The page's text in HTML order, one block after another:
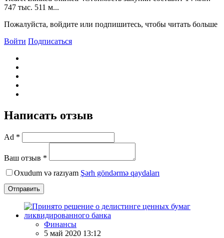
747 тыс. 511 м...
Пожалуйста, войдите или подпишитесь, чтобы читать больше
Войти Подписаться
Написать отзыв
Ad *
Ваш отзыв *
Oxudum və razıyam Şərh göndərmə qaydaları
Отправить
Финансы
5 май 2020 13:12